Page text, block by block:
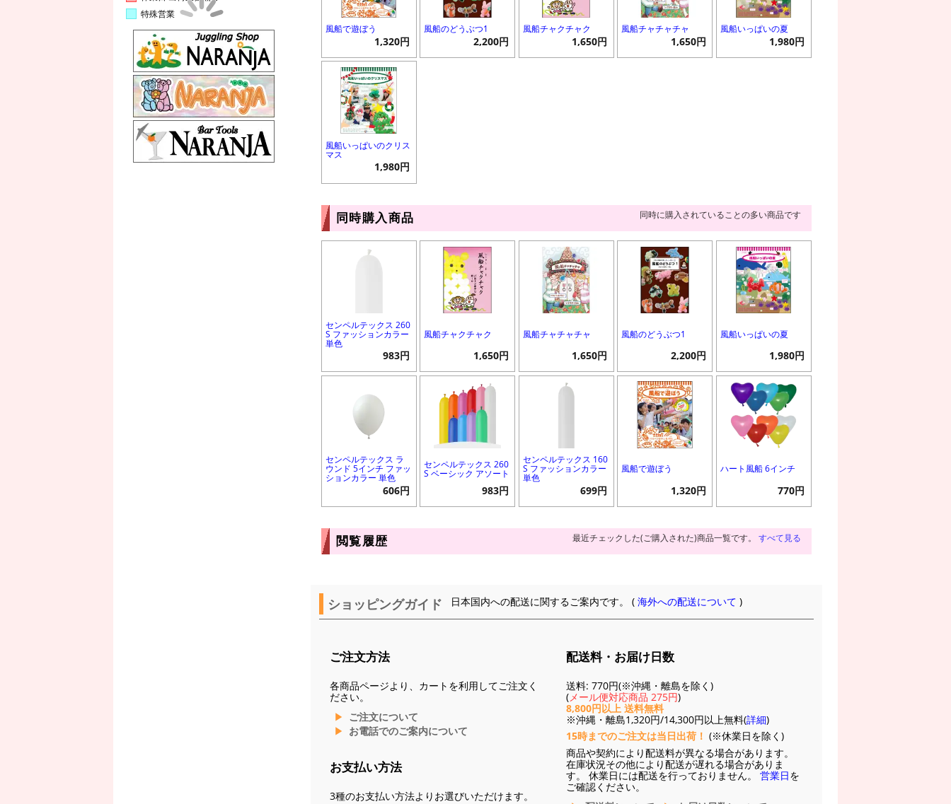
特殊営業
風船で遊ぼう
1,320円
風船のどうぶつ1
2,200円
風船チャクチャク
1,650円
風船チャチャチャ
1,650円
風船いっぱいの夏
1,980円
風船いっぱいのクリス
マス
1,980円
同時購入商品 同時に購入されていることの多い商品です
センペルテックス 260
S ファッションカラー
単色
983円
風船チャクチャク
1,650円
風船チャチャチャ
1,650円
風船のどうぶつ1
2,200円
風船いっぱいの夏
1,980円
センペルテックス ラ
ウンド 5インチ ファッ
ションカラー 単色
606円
センペルテックス 260
S ベーシック アソート
983円
センペルテックス 160
S ファッションカラー
単色
699円
風船で遊ぼう
1,320円
ハート風船 6インチ
770円
閲覧履歴 最近チェックした(ご購入された)商品一覧です。 すべて見る
ショッピングガイド 日本国内への配送に関するご案内です。 (海外への配送について )
ご注文方法
各商品ページより、カートを利用してご注文く
ださい。
ご注文について
お電話でのご案内について
お支払い方法
3種のお支払い方法よりお選びいただけます。
配送料・お届け日数
送料: 770円(※沖縄・離島を除く)
(メール便対応商品 275円)
8,800円以上 送料無料
※沖縄・離島1,320円/14,300円以上無料(詳細)
15時までのご注文は当日出荷！ (※休業日を除く)
商品や契約により配送料が異なる場合があります。
在庫状況その他により配送が遅れる場合がありま
す。 休業日には配送を行っておりません。 営業日を
ご確認ください。